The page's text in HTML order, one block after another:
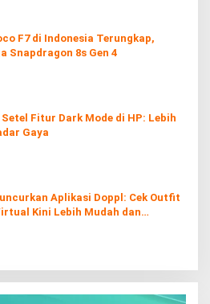
F7 di Indonesia Terungkap,
Snapdragon 8s Gen 4
Fitur Dark Mode di HP: Lebih
Gaya
Aplikasi Doppl: Cek Outfit
Kini Lebih Mudah dan